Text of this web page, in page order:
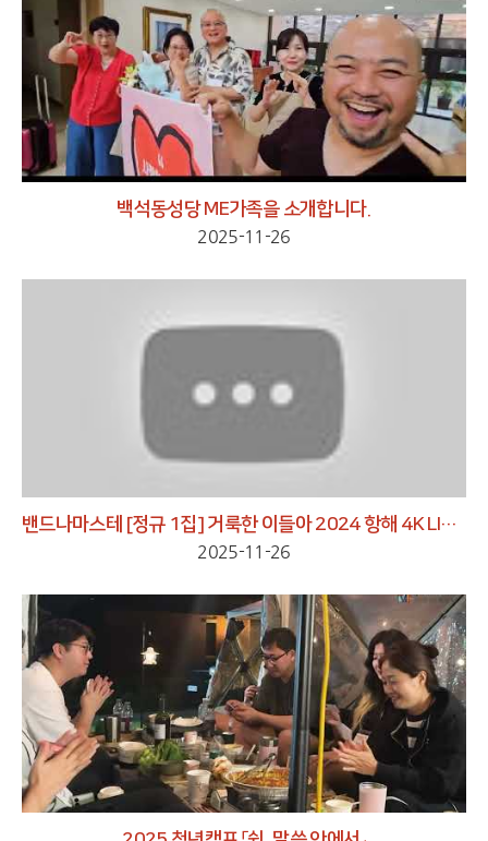
백석동성당 ME가족을 소개합니다.
2025-11-26
밴드나마스테 [정규 1집] 거룩한 이들아 2024 항해 4K LIVE REC
2025-11-26